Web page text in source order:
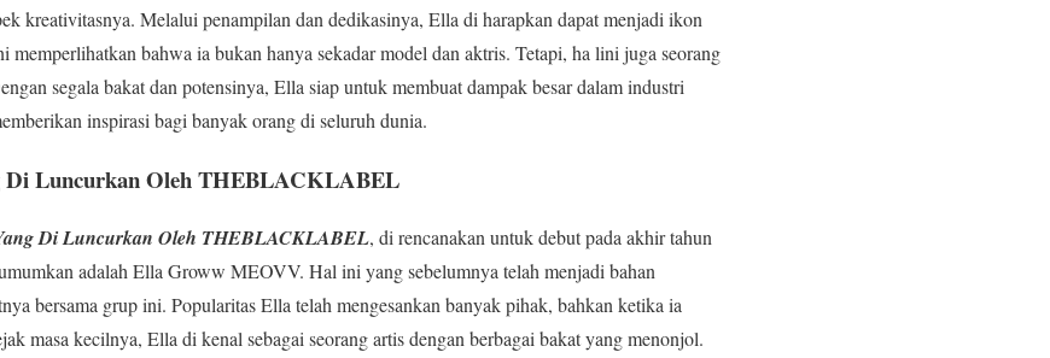
kreativitasnya. Melalui penampilan dan dedikasinya, Ella di harapkan dapat menjadi ikon
bahwa ia bukan hanya sekadar model dan aktris. Tetapi, ha lini juga seorang
segala bakat dan potensinya, Ella siap untuk membuat dampak besar dalam industri
inspirasi bagi banyak orang di seluruh dunia.
Di Luncurkan Oleh THEBLACKLABEL
Di Luncurkan Oleh THEBLACKLABEL, di rencanakan untuk debut pada akhir tahun
adalah Ella Groww MEOVV. Hal ini yang sebelumnya telah menjadi bahan
bersama grup ini. Popularitas Ella telah mengesankan banyak pihak, bahkan ketika ia
masa kecilnya, Ella di kenal sebagai seorang artis dengan berbagai bakat yang menonjol.